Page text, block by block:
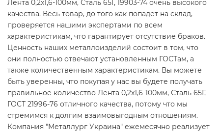
Лента 0,2х1,6-100мм, Сталь 65Г, 19903-74 очень высокого
качества. Весь товар, до того как попадет на склад,
проверяется нашими экспертами по всем
характеристикам, что гарантирует отсутствие браков.
Ценность наших металлоизделий состоит в том, что
они полностью отвечают установленным ГОСТам, а
также количественным характеристикам. Вы можете
быть уверенны, что покупая у нас вы будете получать
правильное количество Лента 0,2х1,6-100мм, Сталь 65Г,
ГОСТ 21996-76 отличного качества, потому что мы
стремимся к долгим взаимовыгодным отношениям.
Компания "Металлург Украина" ежемесячно реализует